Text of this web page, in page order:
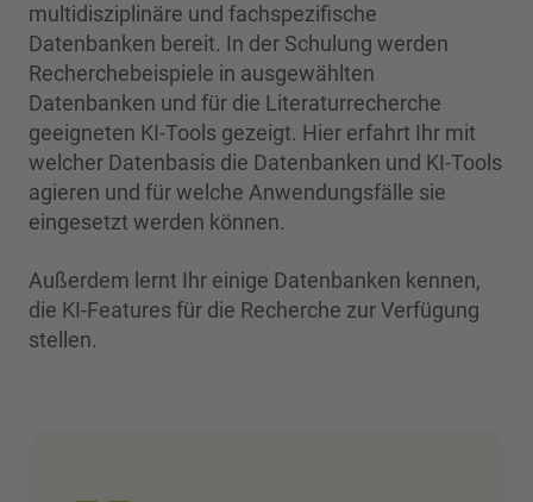
multidisziplinäre und fachspezifische
Datenbanken bereit. In der Schulung werden
Recherchebeispiele in ausgewählten
Datenbanken und für die Literaturrecherche
geeigneten KI-Tools gezeigt. Hier erfahrt Ihr mit
welcher Datenbasis die Datenbanken und KI-Tools
agieren und für welche Anwendungsfälle sie
eingesetzt werden können.
Außerdem lernt Ihr einige Datenbanken kennen,
die KI-Features für die Recherche zur Verfügung
stellen.